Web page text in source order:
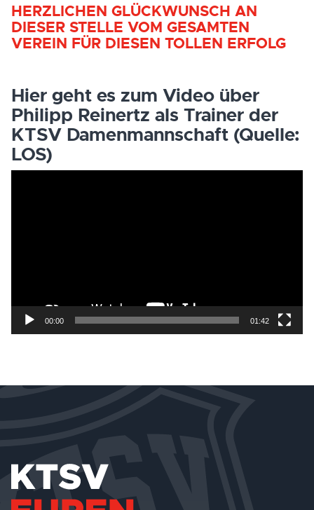
HERZLICHEN GLÜCKWUNSCH AN
DIESER STELLE VOM GESAMTEN
VEREIN FÜR DIESEN TOLLEN ERFOLG
Hier geht es zum Video über
Philipp Reinertz als Trainer der
KTSV Damenmannschaft (Quelle:
LOS)
00:00 01:42